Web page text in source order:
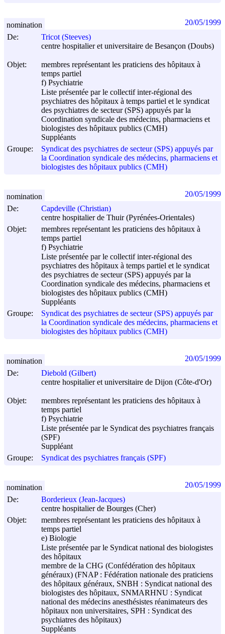
De:
Tricot (Steeves)
centre hospitalier et universitaire de Besançon (Doubs)
Objet:
membres représentant les praticiens des hôpitaux à
temps partiel
f) Psychiatrie
Liste présentée par le collectif inter-régional des
psychiatres des hôpitaux à temps partiel et le syndicat
des psychiatres de secteur (SPS) appuyés par la
Coordination syndicale des médecins, pharmaciens et
biologistes des hôpitaux publics (CMH)
Suppléants
Groupe:
Syndicat des psychiatres de secteur (SPS) appuyés par
la Coordination syndicale des médecins, pharmaciens et
biologistes des hôpitaux publics (CMH)
nomination 20/05/1999
De:
Capdeville (Christian)
centre hospitalier de Thuir (Pyrénées-Orientales)
Objet:
membres représentant les praticiens des hôpitaux à
temps partiel
f) Psychiatrie
Liste présentée par le collectif inter-régional des
psychiatres des hôpitaux à temps partiel et le syndicat
des psychiatres de secteur (SPS) appuyés par la
Coordination syndicale des médecins, pharmaciens et
biologistes des hôpitaux publics (CMH)
Suppléants
Groupe:
Syndicat des psychiatres de secteur (SPS) appuyés par
la Coordination syndicale des médecins, pharmaciens et
biologistes des hôpitaux publics (CMH)
nomination 20/05/1999
De:
Diebold (Gilbert)
centre hospitalier et universitaire de Dijon (Côte-d'Or)
Objet:
membres représentant les praticiens des hôpitaux à
temps partiel
f) Psychiatrie
Liste présentée par le Syndicat des psychiatres français
(SPF)
Suppléant
Groupe:
Syndicat des psychiatres français (SPF)
nomination 20/05/1999
De:
Borderieux (Jean-Jacques)
centre hospitalier de Bourges (Cher)
Objet:
membres représentant les praticiens des hôpitaux à
temps partiel
e) Biologie
Liste présentée par le Syndicat national des biologistes
des hôpitaux
membre de la CHG (Confédération des hôpitaux
généraux) (FNAP : Fédération nationale des praticiens
des hôpitaux généraux, SNBH : Syndicat national des
biologistes des hôpitaux, SNMARHNU : Syndicat
national des médecins anesthésistes réanimateurs des
hôpitaux non universitaires, SPH : Syndicat des
psychiatres des hôpitaux)
Suppléants
nomination 20/05/1999